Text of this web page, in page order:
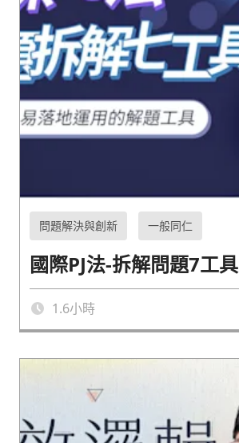
問題解決與創新 一般同仁
國際PJ法-拆解問題7工具
1.6小時